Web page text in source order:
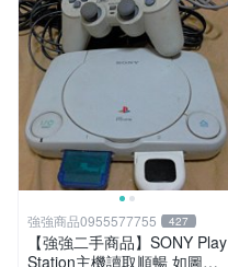
強強商品0955577755 427
【強強二手商品】SONY Play
Station主機讀取順暢 如圖全